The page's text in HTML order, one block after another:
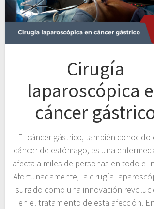
Cirugía
laparoscópica
cáncer
El cáncer gástrico, también conocido
cáncer de estómago, es una
afecta a miles de personas en todo el
Afortunadamente, la cirugía
surgido como una innovación
en el tratamiento de esta afección.